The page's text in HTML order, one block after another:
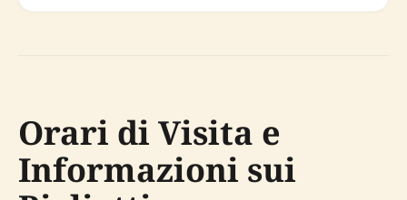
Orari di Visita e
Informazioni sui